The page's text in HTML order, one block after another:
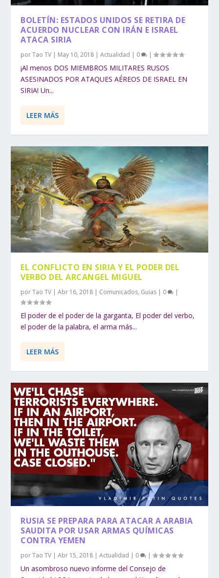
BOLETÍN: ESTADOS UNIDOS SE RETIRA DE
ACUERDO NUCLEAR CON IRÁN E ISRAEL
ATACA SIRIA
porTao TV | May 10, 2018 |Actualidad | 0 |
¡Al menos DOS MIEMBROS MILITARES RUSOS
ASESINADOS POR ATAQUES AÉREOS DE ISRAEL EN
SIRIA! Un...
LEER MÁS
EL CONFLICTO EN SIRIA Y EL PODER DEL
VERBO DEL ARCANGEL MIGUEL
porTao TV |Abr 16, 2018 | Comunicados, Guias | 0 |
El poder de el poder de la garganta, El poder del verbo,
el poder de la palabra, el arma más...
LEER MÁS
RUSIA SE PREPARA PARA ATACAR A ARABIA
SAUDITA POR USAR ARMAS QUÍMICAS
CONTRA YEMEN
porTao TV |Abr 15, 2018 |Actualidad | 0 |
Un asombroso nuevo informe del Consejo de